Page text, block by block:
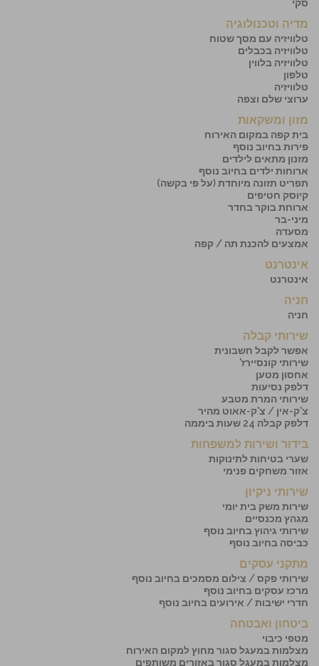
סקי
מדיה וטכנולוגיה
טלוויזיה עם מסך שטוח
טלוויזיה בכבלים
טלוויזיה בלווין
טלפון
טלוויזיה
ערוצי שלם וצפה
מזון ומשקאות
בית קפה במקום האירוח
פירות בחיוב נוסף
מזנון מתאים לילדים
ארוחות ילדים בחיוב נוסף
תפריט תזונה מיוחדת (על פי בקשה)
קיוסק חטיפים
ארוחת בוקר בחדר
מיני-בר
מסעדה
אמצעים להכנת תה / קפה
אינטרנט
אינטרנט
חניה
חניה
שירותי קבלה
אפשר לקבל חשבונית
שירותי קונסיירז'
אחסון מטען
דלפק נסיעות
שירותי המרת מטבע
צ'ק-אין / צ'ק-אאוט מהיר
דלפק קבלה 24 שעות ביממה
בידור ושירות למשפחות
שערי בטיחות לתינוקות
אזור משחקים פנימי
שירותי ניקיון
שירות משק בית יומי
מגהץ מכנסיים
שירותי גיהוץ בחיוב נוסף
כביסה בחיוב נוסף
מתקני עסקים
שירותי פקס / צילום מסמכים בחיוב נוסף
מרכז עסקים בחיוב נוסף
חדרי ישיבות / אירועים בחיוב נוסף
ביטחון ואבטחה
מטפי כיבוי
מצלמות במעגל סגור מחוץ למקום האירוח
מצלמות במעגל סגור באזורים משותפים